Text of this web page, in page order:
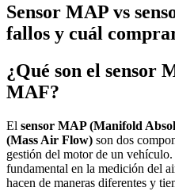
Sensor MAP vs
fallos y cuál
¿Qué son el sensor
MAF?
El sensor MAP (Manifold
(Mass Air Flow) son dos
gestión del motor de un
fundamental en la medición del
hacen de maneras diferentes y